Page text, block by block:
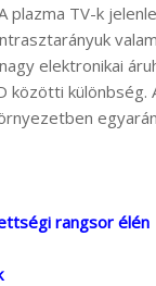
plazma TV-k
elektronikai
közötti
rangsor élén